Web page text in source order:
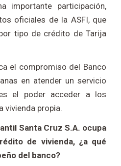
importante participación,
oficiales de la ASFI, que
tipo de crédito de Tarija
el compromiso del Banco
en atender un servicio
el poder acceder a los
vivienda propia.
Santa Cruz S.A. ocupa
de vivienda, ¿a qué
del banco?